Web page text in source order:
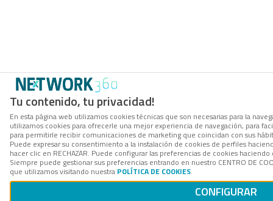
Tu contenido, tu privacidad!
En esta página web utilizamos cookies técnicas que son necesarias para la
utilizamos cookies para ofrecerle una mejor experiencia de navegación, para
para permitirle recibir comunicaciones de marketing que coincidan con sus
Puede expresar su consentimiento a la instalación de cookies de perfiles
hacer clic en RECHAZAR. Puede configurar las preferencias de cookies haciendo
Siempre puede gestionar sus preferencias entrando en nuestro CENTRO DE
que utilizamos visitando nuestra POLÍTICA DE COOKIES.
CONFIGURAR